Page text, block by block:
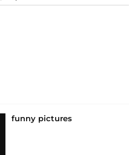
funny pictures